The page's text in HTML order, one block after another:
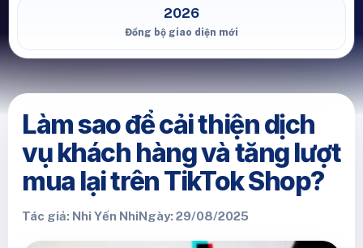
2026
Đồng bộ giao diện mới
Làm sao để cải thiện dịch
vụ khách hàng và tăng lượt
mua lại trên TikTok Shop?
Tác giả: Nhi Yến NhiNgày: 29/08/2025